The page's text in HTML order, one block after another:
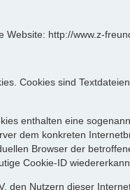
Website: http://www.z-
Cookies sind
enthalten eine
dem konkreten
Browser der
Cookie-ID
den Nutzern dieser